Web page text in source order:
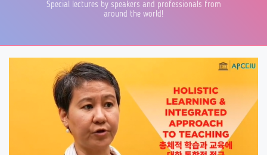
Special lectures by speakers and professionals from
around the world!